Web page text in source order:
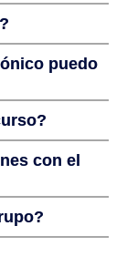
puedo
con el